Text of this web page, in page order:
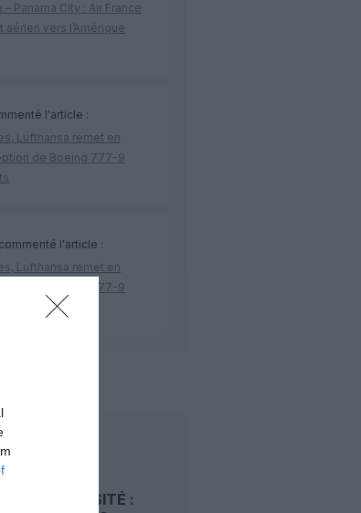
– Panama City : Air France
aérien vers l’Amérique
l'article :
Lufthansa remet en
de Boeing 777-9
l'article :
Lufthansa remet en
de Boeing 777-9
air
AUSSI
BIODIVERSITÉ :